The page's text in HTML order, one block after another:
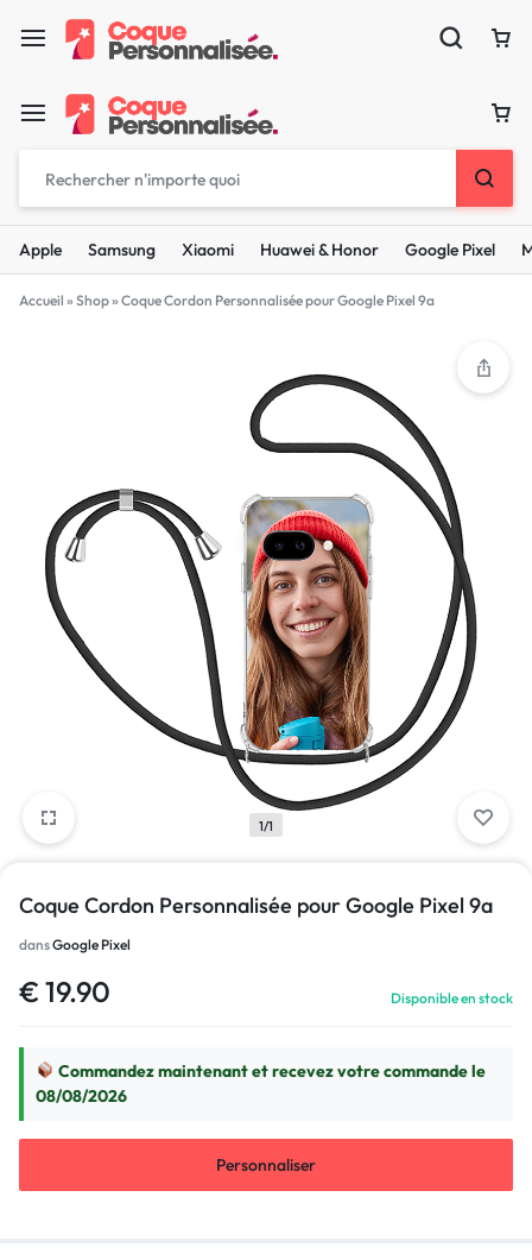
Apple Samsung Xiaomi Huawei & Honor Google Pixel
Accueil » Shop» Coque Cordon Personnalisée pour Google Pixel 9a
1/1
Coque Cordon Personnalisée pour Google Pixel 9a
dansGoogle Pixel
€ 19.90 Disponible en stock
Commandez maintenant et recevez votre commande le
08/08/2026
Personnaliser